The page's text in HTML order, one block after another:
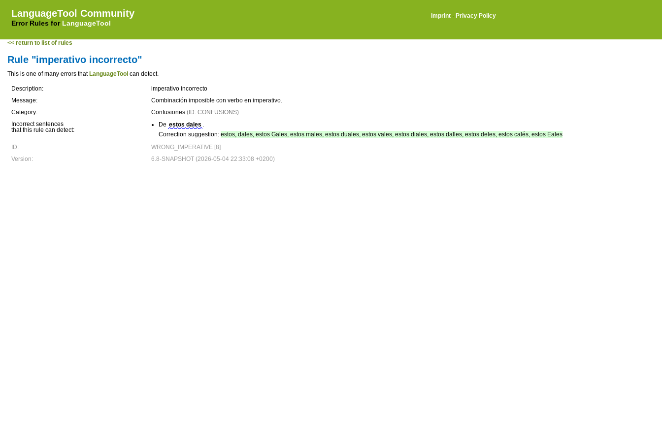
LanguageTool Community
Error Rules for LanguageTool
Imprint · Privacy Policy
<< return to list of rules
Rule "imperativo incorrecto"
This is one of many errors that LanguageTool can detect.
Description:
imperativo incorrecto
Message:
Combinación imposible con verbo en imperativo.
Category:
Confusiones (ID: CONFUSIONS)
Incorrect sentences
that this rule can detect:
De estos dales .
Correction suggestion: estos, dales, estos Gales, estos males, estos duales, estos vales, estos diales, estos dalles, estos deles, estos calés, estos Eales
ID:
WRONG_IMPERATIVE [8]
Version:
6.8-SNAPSHOT (2026-05-04 22:33:08 +0200)